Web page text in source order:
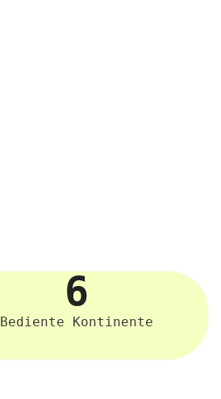
6
Bediente Kontinente